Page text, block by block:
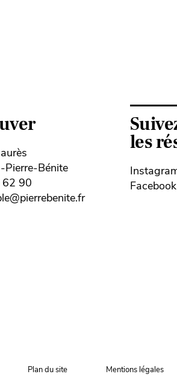
Bénite
62 90
les
Facebook
Plan du site Mentions légales